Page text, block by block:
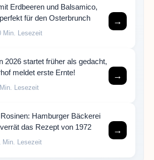
Erdbeeren und Balsamico,
für den Osterbrunch
Min. Lesezeit
→
2026 startet früher als gedacht,
meldet erste Ernte!
Lesezeit
→
Hamburger Bäckerei
das Rezept von 1972
Min. Lesezeit
→